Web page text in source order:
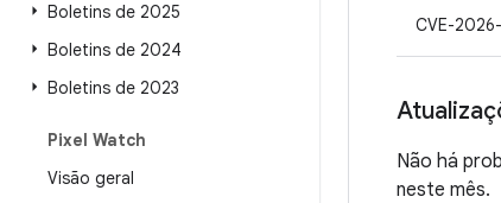
Boletins de 2025
Boletins de 2024
Boletins de 2023
Pixel Watch
Visão geral
CVE-
Não há
neste mês.